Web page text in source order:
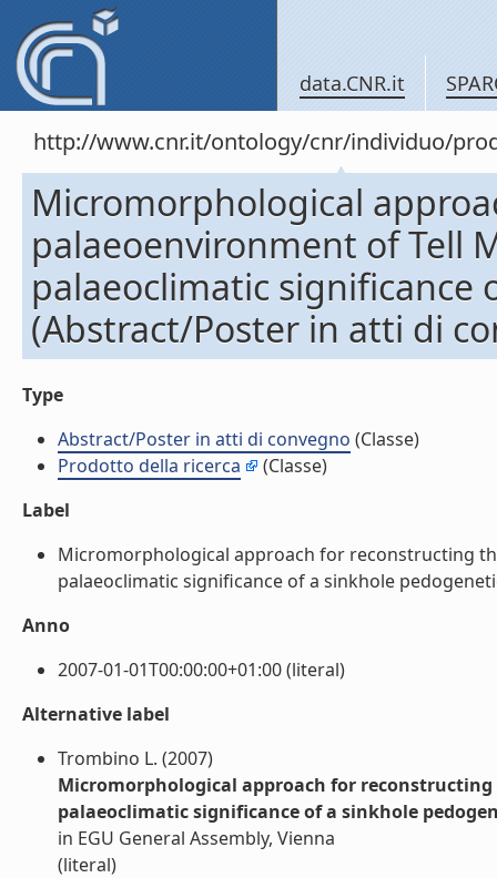
data.CNR.it
http://www.cnr.it/ontology/cnr/individuo/
Micromorphological
palaeoenvironment of Tell
palaeoclimatic significance
(Abstract/Poster in atti di
Type
Abstract/Poster in atti di convegno (Classe)
Prodotto della ricerca
(Classe)
Label
Micromorphological approach for reconstructing
palaeoclimatic significance of a sinkhole
Anno
2007-01-01T00:00:00+01:00 (literal)
Alternative label
Trombino L. (2007)
Micromorphological approach for
palaeoclimatic significance of a sinkhole
in EGU General Assembly, Vienna
(literal)